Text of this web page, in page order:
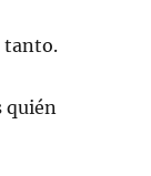
tanto.
quién